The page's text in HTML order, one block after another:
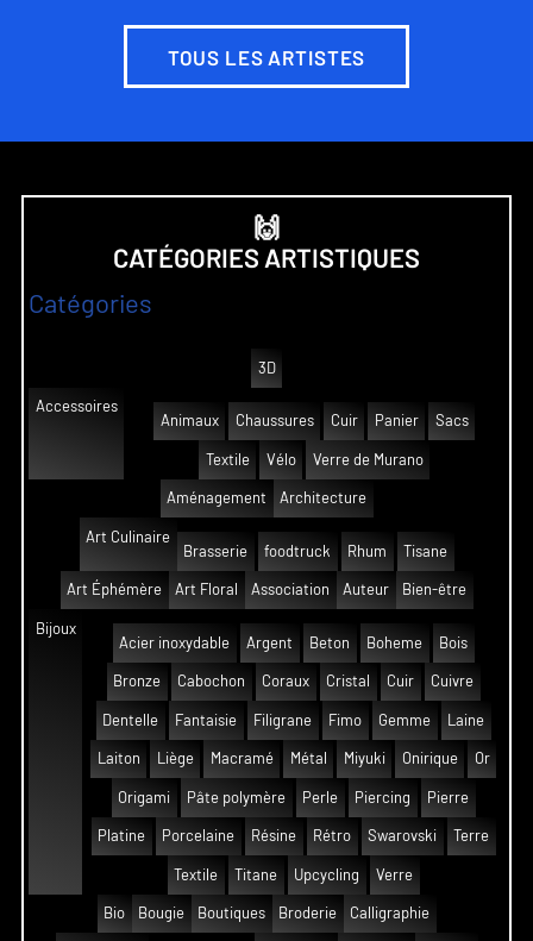
TOUS LES ARTISTES
🙌
CATÉGORIES ARTISTIQUES
Catégories
3D
Accessoires
Animaux
Chaussures Cuir Panier Sacs
Textile Vélo Verre de Murano
Aménagement Architecture
Art Culinaire
Brasserie
foodtruck Rhum Tisane
Art Éphémère Art Floral Association Auteur Bien-être
Bijoux
Acier inoxydable
Argent Beton Boheme Bois
Bronze Cabochon Coraux Cristal Cuir Cuivre
Dentelle Fantaisie Filigrane Fimo Gemme Laine
Laiton Liège Macramé Métal Miyuki Onirique Or
Origami Pâte polymère Perle Piercing Pierre
Platine Porcelaine Résine Rétro Swarovski Terre
Textile Titane Upcycling Verre
Bio Bougie Boutiques Broderie Calligraphie